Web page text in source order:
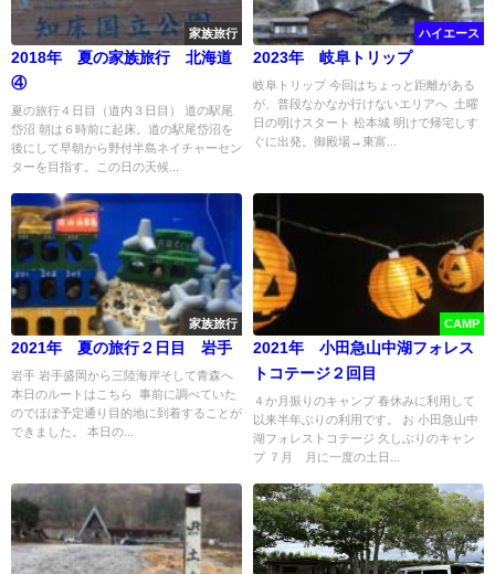
家族旅行
2018年 夏の家族旅行 北海道
④
夏の旅行４日目（道内３日目） 道の駅尾
岱沼 朝は６時前に起床。道の駅尾岱沼を
後にして早朝から野付半島ネイチャーセン
ターを目指す。この日の天候...
ハイエース
2023年 岐阜トリップ
岐阜トリップ 今回はちょっと距離がある
が、普段なかなか行けないエリアへ 土曜
日の明けスタート 松本城 明けで帰宅しす
ぐに出発。御殿場→東富...
家族旅行
2021年 夏の旅行２日目 岩手
岩手 岩手盛岡から三陸海岸そして青森へ
本日のルートはこちら 事前に調べていた
のでほぼ予定通り目的地に到着することが
できました。 本日の...
CAMP
2021年 小田急山中湖フォレス
トコテージ２回目
４か月振りのキャンプ 春休みに利用して
以来半年ぶりの利用です。 お 小田急山中
湖フォレストコテージ 久しぶりのキャン
プ ７月 月に一度の土日...